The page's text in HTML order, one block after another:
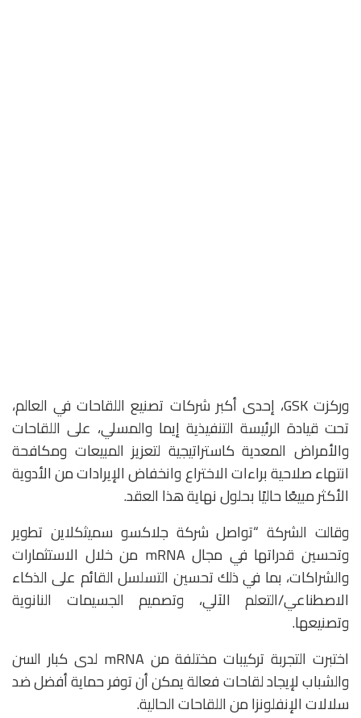
وركزت GSK، إحدى أكبر شركات تصنيع اللقاحات في العالم،
تحت قيادة الرئيسة التنفيذية إيما والمسلي، على اللقاحات
والأمراض المعدية كاستراتيجية لتعزيز المبيعات ومكافحة
انتهاء صلاحية براءات الاختراع وانخفاض الإيرادات من الأدوية
الأكثر مبيعًا حاليًا بحلول نهاية هذا العقد.
وقالت الشركة “تواصل شركة جلاكسو سميثكلاين تطوير
وتحسين قدراتها في مجال mRNA من خلال الاستثمارات
والشراكات، بما في ذلك تحسين التسلسل القائم على الذكاء
الاصطناعي/التعلم الآلي، وتصميم الجسيمات النانوية
وتصنيعها.
اختبرت التجربة تركيبات مختلفة من mRNA لدى كبار السن
والشباب لإيجاد لقاحات فعالة يمكن أن توفر حماية أفضل ضد
سلالات الإنفلونزا من اللقاحات الحالية.